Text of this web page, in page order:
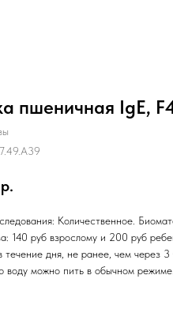
пшеничная IgE,
р.
Количественное.
140 руб взрослому и 200 руб
течение дня, не ранее, чем через
воду можно пить в обычном режиме..